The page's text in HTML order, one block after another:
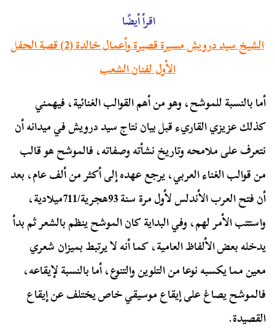
اقرأ أيضًا
الشيخ سيد درويش مسيرة قصيرة وأعمال خالدة (2) قصة الحفل
الأول لفنان الشعب
أما بالنسبة للموشح، وهو من أهم القوالب الغنائية، فيهمني
كذلك عزيزي القاريء قبل بيان نتاج سيد درويش في ميدانه أن
نتعرف على ملامحه وتاريخ نشأته وصفاته، فالموشح هو قالب
من قوالب الغناء العربي، يرجع عهده إلى أكثر من ألف عام، بعد
أن فتح العرب الأندلس لأول مرة سنة 93هجرية/711ميلادية،
واستتب الأمر لهم، وفي البداية كان الموشح ينظم بالشعر ثم بدأ
يدخله بعض الألفاظ العامية، كما أنه لا يرتبط بميزان شعري
معين مما يكسبه نوعا من التلوين والتنوع، أما بالنسبة لإيقاعه،
فالموشح يصاغ على إيقاع موسيقي خاص يختلف عن إيقاع
القصيدة.